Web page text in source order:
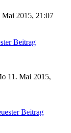
2015, 21:07
11. Mai 2015,